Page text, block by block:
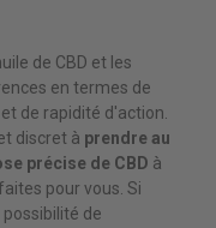
de CBD et les
en termes de
de rapidité d'action.
discret à prendre au
précise de CBD à
pour vous. Si
de